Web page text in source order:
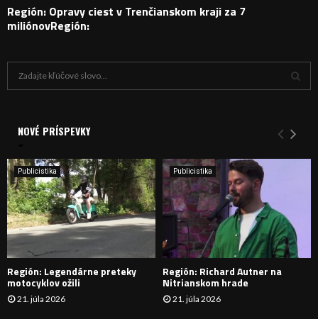
Región: Opravy ciest v Trenčianskom kraji za 7
miliónovRegión:
i
e
:
Y
H
D
NOVÉ PRÍSPEVKY
Publicistika
Región: Legendárne preteky
motocyklov ožili
21. júla 2026
Publicistika
Región: Richard Autner na
Nitrianskom hrade
21. júla 2026